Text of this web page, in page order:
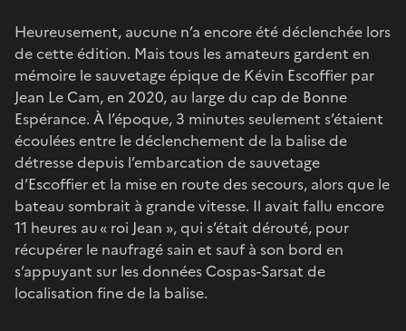
Heureusement, aucune n’a encore été déclenchée lors
de cette édition. Mais tous les amateurs gardent en
mémoire le sauvetage épique de Kévin Escoffier par
Jean Le Cam, en 2020, au large du cap de Bonne
Espérance. À l’époque, 3 minutes seulement s’étaient
écoulées entre le déclenchement de la balise de
détresse depuis l’embarcation de sauvetage
d’Escoffier et la mise en route des secours, alors que le
bateau sombrait à grande vitesse. Il avait fallu encore
11 heures au « roi Jean », qui s’était dérouté, pour
récupérer le naufragé sain et sauf à son bord en
s’appuyant sur les données Cospas-Sarsat de
localisation fine de la balise.